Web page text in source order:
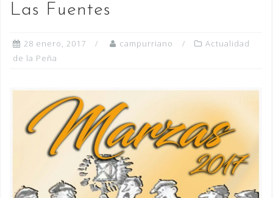
Las Fuentes
28 enero, 2017 campurriano
Actualidad
de la Peña